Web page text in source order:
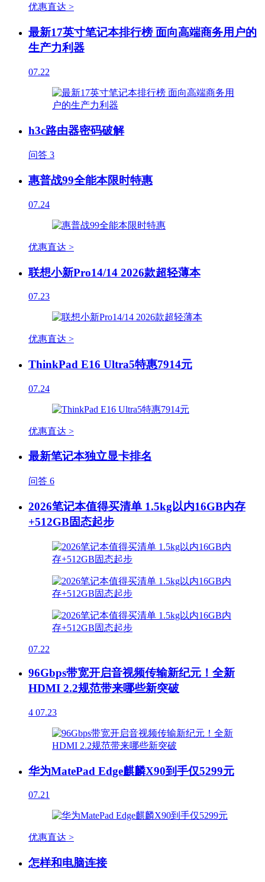
优惠直达 >
最新17英寸笔记本排行榜 面向高端商务用户的
生产力利器
07.22
h3c路由器密码破解
问答 3
惠普战99全能本限时特惠
07.24
优惠直达 >
联想小新Pro14/14 2026款超轻薄本
07.23
优惠直达 >
ThinkPad E16 Ultra5特惠7914元
07.24
优惠直达 >
最新笔记本独立显卡排名
问答 6
2026笔记本值得买清单 1.5kg以内16GB内存
+512GB固态起步
07.22
96Gbps带宽开启音视频传输新纪元！全新
HDMI 2.2规范带来哪些新突破
4 07.23
华为MatePad Edge麒麟X90到手仅5299元
07.21
优惠直达 >
怎样和电脑连接